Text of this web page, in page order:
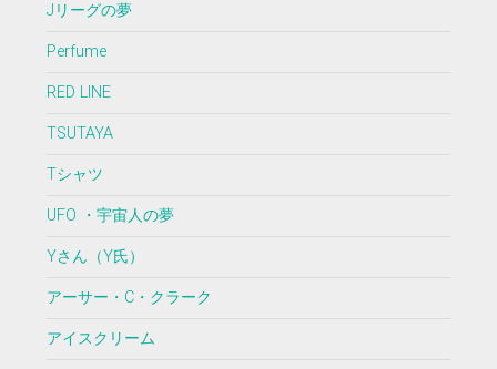
Jリーグの夢
Perfume
RED LINE
TSUTAYA
Tシャツ
UFO ・宇宙人の夢
Yさん（Y氏）
アーサー・C・クラーク
アイスクリーム